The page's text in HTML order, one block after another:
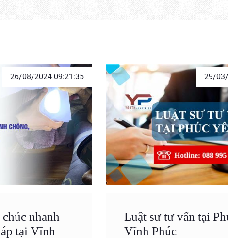
26/08/2024 09:21:35
nhanh
tại Vĩnh
29/
Luật sư tư vấn tại
Vĩnh Phúc